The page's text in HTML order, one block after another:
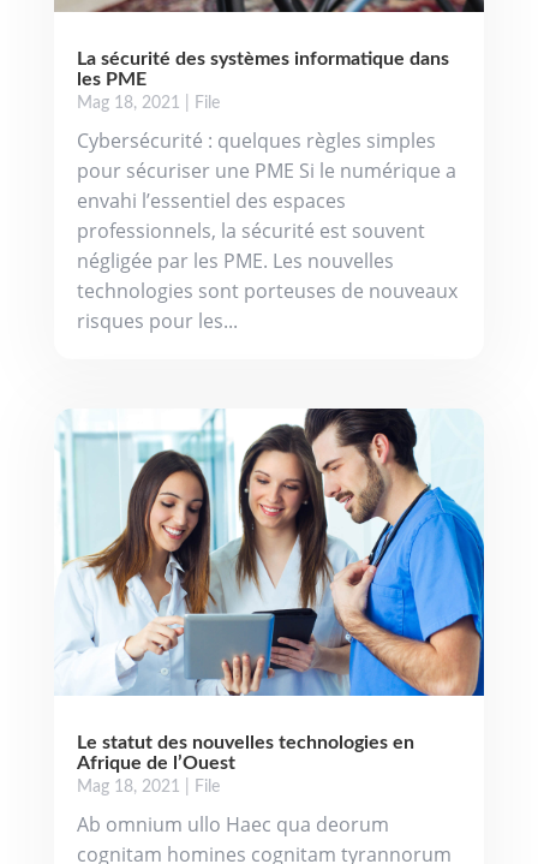
La sécurité des systèmes informatique dans
les PME
Mag 18, 2021 File
Cybersécurité : quelques règles simples
pour sécuriser une PME Si le numérique a
envahi l’essentiel des espaces
professionnels, la sécurité est souvent
négligée par les PME. Les nouvelles
technologies sont porteuses de nouveaux
risques pour les...
Le statut des nouvelles technologies en
Afrique de l’Ouest
Mag 18, 2021 File
Ab omnium ullo Haec qua deorum
cognitam homines cognitam tyrannorum